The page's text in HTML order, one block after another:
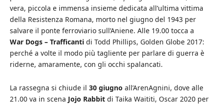
vera, piccola e immensa insieme dedicata all’ultima vittima
della Resistenza Romana, morto nel giugno del 1943 per
salvare il ponte ferroviario sull’Aniene. Alle 19.00 tocca a
War Dogs – Trafficanti di Todd Phillips, Golden Globe 2017:
perché a volte il modo più tagliente per parlare di guerra è
riderne, amaramente, con gli occhi spalancati.
La rassegna si chiude il 30 giugno all’ArenAgnini, dove alle
21.00 va in scena Jojo Rabbit di Taika Waititi, Oscar 2020 per